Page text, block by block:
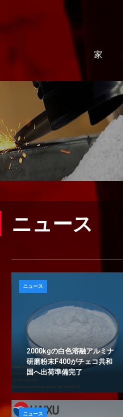
家
ニュース
2000kgの白色溶融アルミナ
研磨粉末F400がチェコ共和
国へ出荷準備完了
ニュース
ニュース